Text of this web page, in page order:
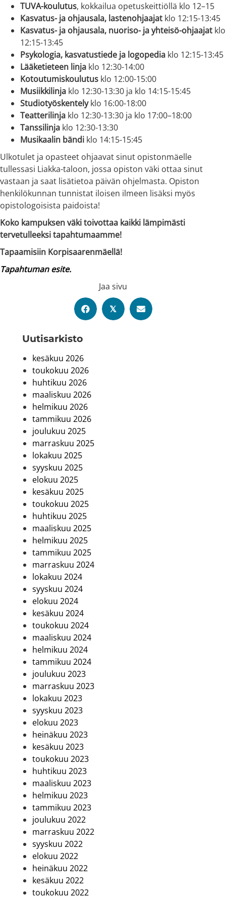
Uutis­arkisto
kesäkuu 2026
toukokuu 2026
huhtikuu 2026
maaliskuu 2026
helmikuu 2026
tammikuu 2026
joulukuu 2025
marraskuu 2025
lokakuu 2025
syyskuu 2025
elokuu 2025
kesäkuu 2025
toukokuu 2025
huhtikuu 2025
maaliskuu 2025
helmikuu 2025
tammikuu 2025
marraskuu 2024
lokakuu 2024
syyskuu 2024
elokuu 2024
kesäkuu 2024
toukokuu 2024
maaliskuu 2024
helmikuu 2024
tammikuu 2024
joulukuu 2023
marraskuu 2023
lokakuu 2023
syyskuu 2023
elokuu 2023
heinäkuu 2023
kesäkuu 2023
toukokuu 2023
huhtikuu 2023
maaliskuu 2023
helmikuu 2023
tammikuu 2023
joulukuu 2022
marraskuu 2022
syyskuu 2022
elokuu 2022
heinäkuu 2022
kesäkuu 2022
toukokuu 2022
TUVA-koulutus, kokkailua opetuskeittiöllä klo 12–15
Kasvatus- ja ohjausala, lastenohjaajat klo 12:15-13:45
Kasvatus- ja ohjausala, nuoriso- ja yhteisö-ohjaajat klo
12:15-13:45
Psykologia, kasvatustiede ja logopedia klo 12:15-13:45
Lääketieteen linja klo 12:30-14:00
Kotoutumiskoulutus klo 12:00-15:00
Musiikkilinja klo 12:30-13:30 ja klo 14:15-15:45
Studiotyöskentelyklo 16:00-18:00
Teatterilinja klo 12:30-13:30 ja klo 17:00–18:00
Tanssilinja klo 12:30-13:30
Musikaalin bändi klo 14:15-15:45
Ulkotulet ja opasteet ohjaavat sinut opistonmäelle
tullessasi Liakka-taloon, jossa opiston väki ottaa sinut
vastaan ja saat lisätietoa päivän ohjelmasta. Opiston
henkilökunnan tunnistat iloisen ilmeen lisäksi myös
opistologoisista paidoista!
Koko kampuksen väki toivottaa kaikki lämpimästi
tervetulleeksi tapahtumaamme!
Tapaamisiin Korpisaarenmäellä!
Tapahtuman esite.
Jaa sivu
𝕏